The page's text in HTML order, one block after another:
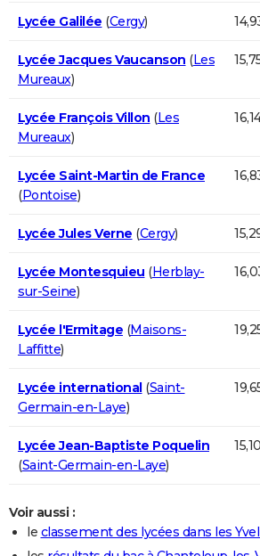
Lycée Galilée (Cergy)
Lycée Jacques Vaucanson (Les
Mureaux)
Lycée François Villon (Les
Mureaux)
Lycée Saint-Martin de France
(Pontoise)
Lycée Jules Verne (Cergy)
Lycée Montesquieu (Herblay-
sur-Seine)
Lycée l'Ermitage (Maisons-
Laffitte)
Lycée international(Saint-
Germain-en-Laye)
Lycée Jean-Baptiste Poquelin
(Saint-Germain-en-Laye)
Voir aussi :
le classement des lycées dans les